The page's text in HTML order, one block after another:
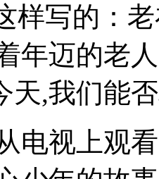
样写的：
年迈的老
天,我们能
视上观看